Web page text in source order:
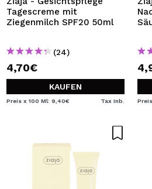
Tagescreme mit
Ziegenmilch SPF20 50ml
(24)
4,70€
KAUFEN
Preis x 100 Ml: 9,40€ Tax Inb.